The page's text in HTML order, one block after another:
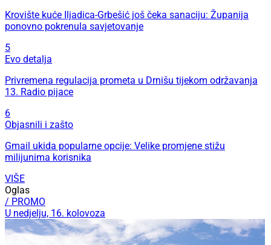
Krovište kuće Iljadica-Grbešić još čeka sanaciju: Županija
ponovno pokrenula savjetovanje
5
Evo detalja
Privremena regulacija prometa u Drnišu tijekom održavanja
13. Radio pijace
6
Objasnili i zašto
Gmail ukida popularne opcije: Velike promjene stižu
milijunima korisnika
VIŠE
Oglas
/ PROMO
U nedjelju, 16. kolovoza